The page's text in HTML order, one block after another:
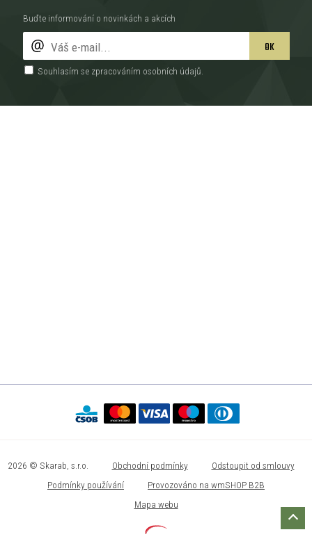
Buďte informování o novinkách a akcích
OK
Souhlasím se zpracováním osobních údajů
2026 © Skarab, s.r.o. Obchodní podmínky
Odstoupit od smlouvy
Podmínky používání
Provozováno na wmSHOP B2B
Mapa webu